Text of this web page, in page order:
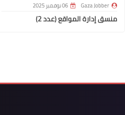
Gaza Jobber 06 نوفمبر 2025
منسق إدارة المواقع (عدد 2)